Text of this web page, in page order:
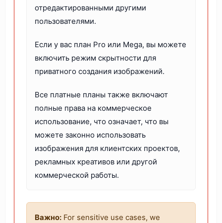
отредактированными другими
пользователями.
Если у вас план Pro или Mega, вы можете
включить режим скрытности для
приватного создания изображений.
Все платные планы также включают
полные права на коммерческое
использование, что означает, что вы
можете законно использовать
изображения для клиентских проектов,
рекламных креативов или другой
коммерческой работы.
Важно: For sensitive use cases, we